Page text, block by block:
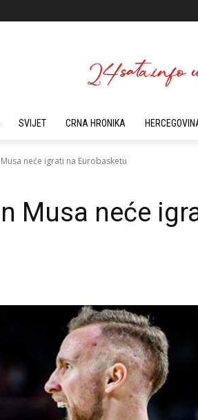
SVIJET CRNA HRONIKA
neće igrati na Eurobasketu
Musa neće